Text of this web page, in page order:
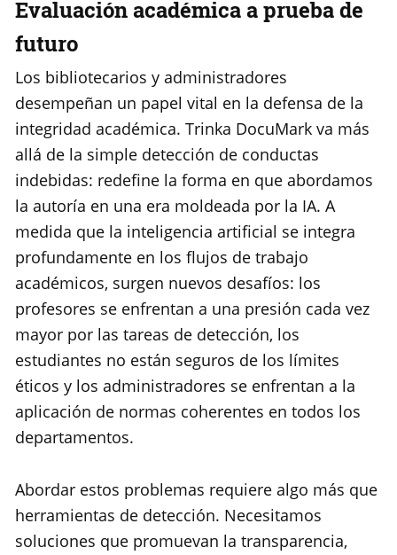
Evaluación académica a prueba de
futuro
Los bibliotecarios y administradores
desempeñan un papel vital en la defensa de la
integridad académica. Trinka DocuMark va más
allá de la simple detección de conductas
indebidas: redefine la forma en que abordamos
la autoría en una era moldeada por la IA. A
medida que la inteligencia artificial se integra
profundamente en los flujos de trabajo
académicos, surgen nuevos desafíos: los
profesores se enfrentan a una presión cada vez
mayor por las tareas de detección, los
estudiantes no están seguros de los límites
éticos y los administradores se enfrentan a la
aplicación de normas coherentes en todos los
departamentos.
Abordar estos problemas requiere algo más que
herramientas de detección. Necesitamos
soluciones que promuevan la transparencia,